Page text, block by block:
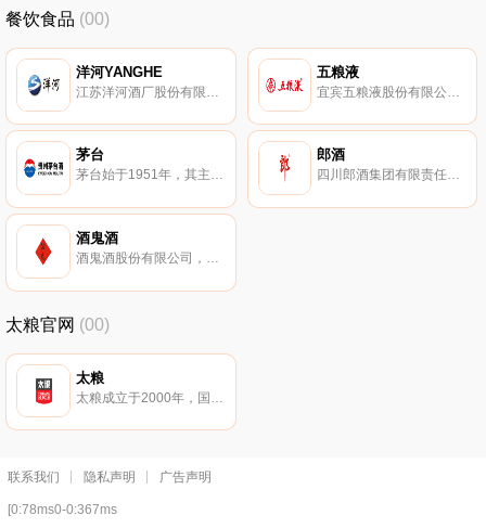
餐饮食品 (00)
洋河YANGHE 五粮液
茅台
茅台始于1951年，其主导产品贵州茅台酒历史悠久、源远流长，拥有深厚的文化内涵。茅台具有色清透明、酱香突出、醇香馥郁、回味悠长的特点，是我国大曲酱香型白酒的典范代表。
郎酒
四川郎酒集团有限责任公司，始于1898年，中国酱香型白酒的典型代表，中华老字号。郎酒以“酱香浓郁，醇厚净爽，幽雅细腻，回甜味长”的独特香型和风味而闻名全国。
酒鬼酒
酒鬼酒股份有限公司，始建于1956年，以其独特的酿造工艺著称。酒鬼酒主要从事馥郁香型系列白酒的研发、酿造、加工、销售的现代化综合性企业。
太粮官网 (00)
太粮
联系我们 隐私声明 广告声明
[0:78ms0-0:367ms